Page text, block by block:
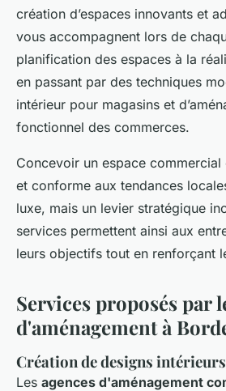
création d’espaces innovants et
vous accompagnent lors de
planification des espaces à la
en passant par des techniques
intérieur pour magasins et
fonctionnel des commerces.
Concevoir un espace
et conforme aux tendances
luxe, mais un levier stratégique
services permettent ainsi aux
leurs objectifs tout en renforçant
Services proposés par
d'aménagement à
Création de designs
Les agences d'aménagement